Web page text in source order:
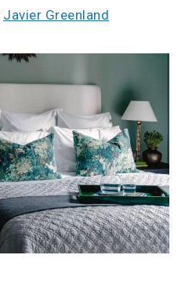
Javier Greenland